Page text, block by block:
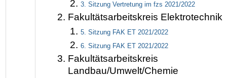
3. Sitzung Vertretung im fzs 2021/2022
Fakultätsarbeitskreis Elektrotechnik
5. Sitzung FAK ET 2021/2022
6. Sitzung FAK ET 2021/2022
Fakultätsarbeitskreis
Landbau/Umwelt/Chemie